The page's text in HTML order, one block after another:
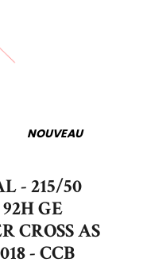
NOUVEAU
- 215/50
GE
CROSS AS
- CCB